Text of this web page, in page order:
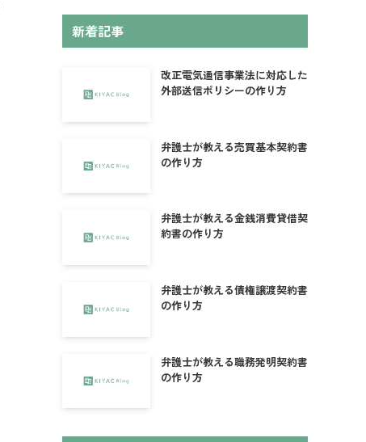
新着記事
改正電気通信事業法に対応した
外部送信ポリシーの作り方
弁護士が教える売買基本契約書
の作り方
弁護士が教える金銭消費貸借契
約書の作り方
弁護士が教える債権譲渡契約書
の作り方
弁護士が教える職務発明契約書
の作り方